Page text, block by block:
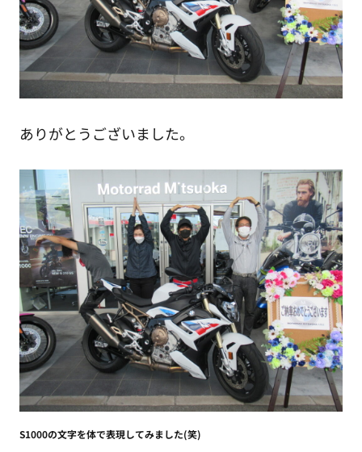
ありがとうございました。
S1000の文字を体で表現してみました(笑)